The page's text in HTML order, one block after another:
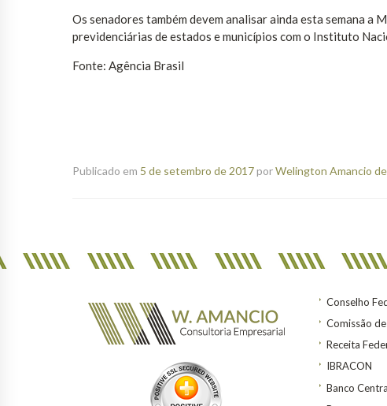
Os senadores também devem analisar ainda esta semana
previdenciárias de estados e municípios com o Instituto
Fonte: Agência Brasil
Publicado em 5 de setembro de 2017porWelington Amancio
Conselho
Comissão
Receita
IBRACON
Banco